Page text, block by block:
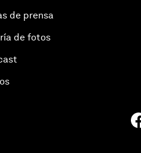
de prensa
de fotos